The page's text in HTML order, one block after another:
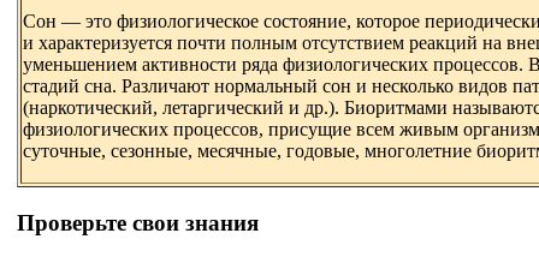
Сон — это физиологическое состояние, которое
и характеризуется почти полным отсутствием реакций на
уменьшением активности ряда физиологических процессов.
стадий сна. Различают нормальный сон и несколько видов
(наркотический, летаргический и др.). Биоритмами
физиологических процессов, присущие всем живым
суточные, сезонные, месячные, годовые, многолетние
Проверьте свои знания